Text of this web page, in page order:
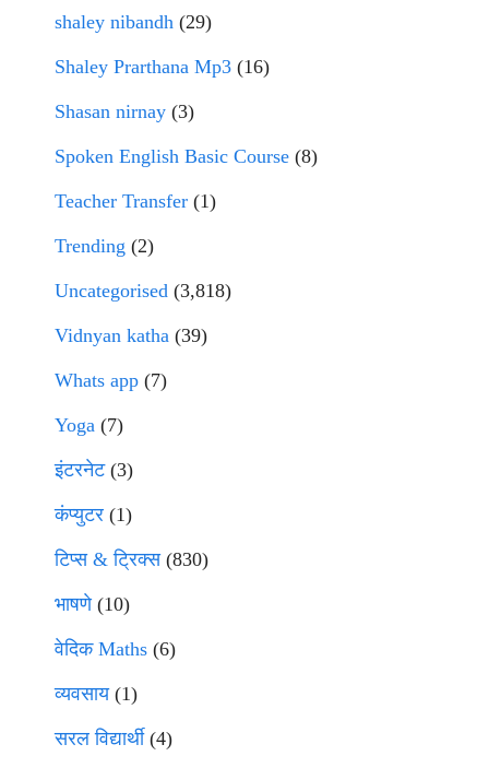
shaley nibandh (29)
Shaley Prarthana Mp3 (16)
Shasan nirnay (3)
Spoken English Basic Course (8)
Teacher Transfer (1)
Trending (2)
Uncategorised (3,818)
Vidnyan katha (39)
Whats app (7)
Yoga (7)
इंटरनेट(3)
कंप्युटर (1)
टिप्स & ट्रिक्स(830)
भाषणे(10)
वेदिक Maths (6)
व्यवसाय(1)
सरल विद्यार्थी(4)